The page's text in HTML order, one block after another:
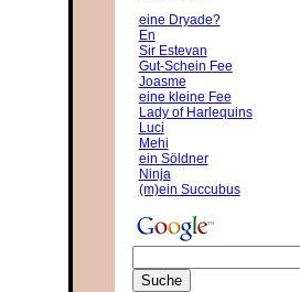
eine Dryade?
En
Sir Estevan
Gut-Schein Fee
Joasme
eine kleine Fee
Lady of Harlequins
Luci
Mehi
ein Söldner
Ninja
(m)ein Succubus